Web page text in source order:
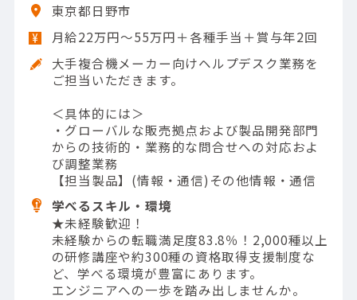
東京都日野市
月給22万円～55万円＋各種手当＋賞与年2回
大手複合機メーカー向けヘルプデスク業務を
ご担当いただきます。
＜具体的には＞
・グローバルな販売拠点および製品開発部門
からの技術的・業務的な問合せへの対応およ
び調整業務
【担当製品】(情報・通信)その他情報・通信
学べるスキル・環境
★未経験歓迎！
未経験からの転職満足度83.8％！2,000種以上
の研修講座や約300種の資格取得支援制度な
ど、学べる環境が豊富にあります。
エンジニアへの一歩を踏み出しませんか。